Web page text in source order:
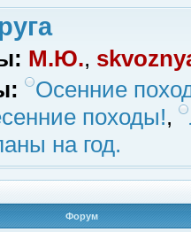
М.Ю.,
Осенние
походы!,
на год.
Форум